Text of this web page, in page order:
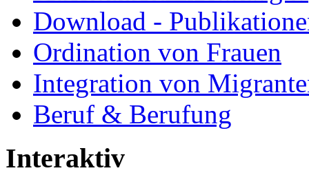
Download -
Ordination von Frauen
Integration von
Beruf & Berufung
Interaktiv